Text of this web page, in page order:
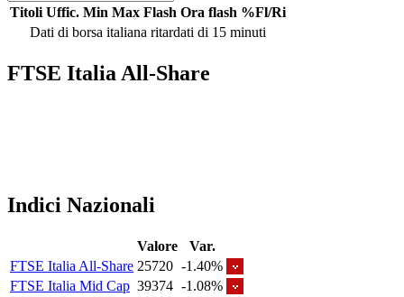
Titoli Uffic. Min Max Flash Ora flash %Fl/Ri
Dati di borsa italiana ritardati di 15 minuti
FTSE Italia All-Share
Indici Nazionali
Valore
Var.
FTSE Italia All-Share 25720 -1.40%
FTSE Italia Mid Cap 39374 -1.08%